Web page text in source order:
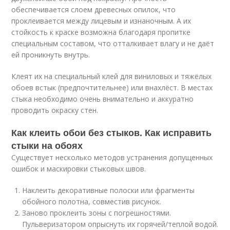
обеспечивается слоем древесных опилок, что
проклеивается между лицевым и изнаночным. А их
стойкость к краске возможна благодаря пропитке
специальным составом, что отталкивает влагу и не даёт
ей проникнуть внутрь.
Клеят их на специальный клей для виниловых и тяжёлых
обоев встык (предпочтительнее) или внахлёст. В местах
стыка необходимо очень внимательно и аккуратно
проводить окраску стен.
Как клеить обои без стыков. Как исправить
стыки на обоях
Существует несколько методов устранения допущенных
ошибок и маскировки стыковых швов.
Наклеить декоративные полоски или фрагменты
обойного полотна, совместив рисунок.
Заново проклеить зоны с погрешностями.
Пульверизатором опрыснуть их горячей/теплой водой.